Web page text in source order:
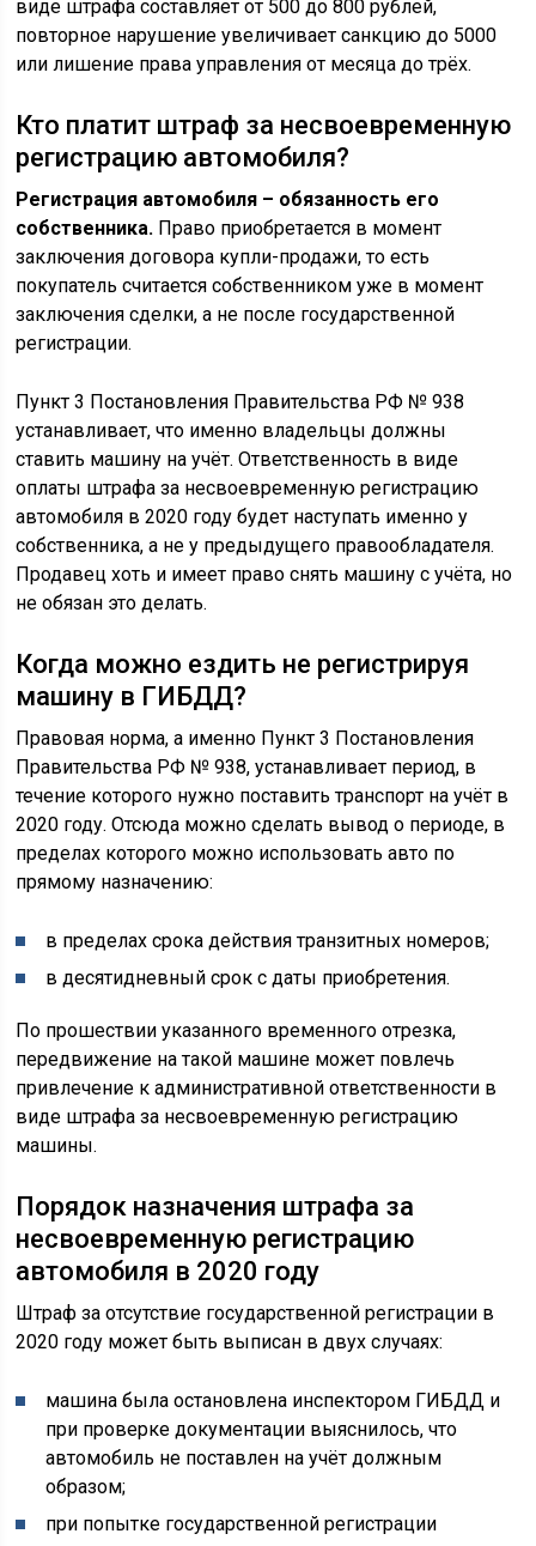
виде штрафа составляет от 500 до 800 рублей,
повторное нарушение увеличивает санкцию до 5000
или лишение права управления от месяца до трёх.
Кто платит штраф за несвоевременную
регистрацию автомобиля?
Регистрация автомобиля – обязанность его
собственника. Право приобретается в момент
заключения договора купли-продажи, то есть
покупатель считается собственником уже в момент
заключения сделки, а не после государственной
регистрации.
Пункт 3 Постановления Правительства РФ № 938
устанавливает, что именно владельцы должны
ставить машину на учёт. Ответственность в виде
оплаты штрафа за несвоевременную регистрацию
автомобиля в 2020 году будет наступать именно у
собственника, а не у предыдущего правообладателя.
Продавец хоть и имеет право снять машину с учёта, но
не обязан это делать.
Когда можно ездить не регистрируя
машину в ГИБДД?
Правовая норма, а именно Пункт 3 Постановления
Правительства РФ № 938, устанавливает период, в
течение которого нужно поставить транспорт на учёт в
2020 году. Отсюда можно сделать вывод о периоде, в
пределах которого можно использовать авто по
прямому назначению:
в пределах срока действия транзитных номеров;
в десятидневный срок с даты приобретения.
По прошествии указанного временного отрезка,
передвижение на такой машине может повлечь
привлечение к административной ответственности в
виде штрафа за несвоевременную регистрацию
машины.
Порядок назначения штрафа за
несвоевременную регистрацию
автомобиля в 2020 году
Штраф за отсутствие государственной регистрации в
2020 году может быть выписан в двух случаях:
машина была остановлена инспектором ГИБДД и
при проверке документации выяснилось, что
автомобиль не поставлен на учёт должным
образом;
при попытке государственной регистрации